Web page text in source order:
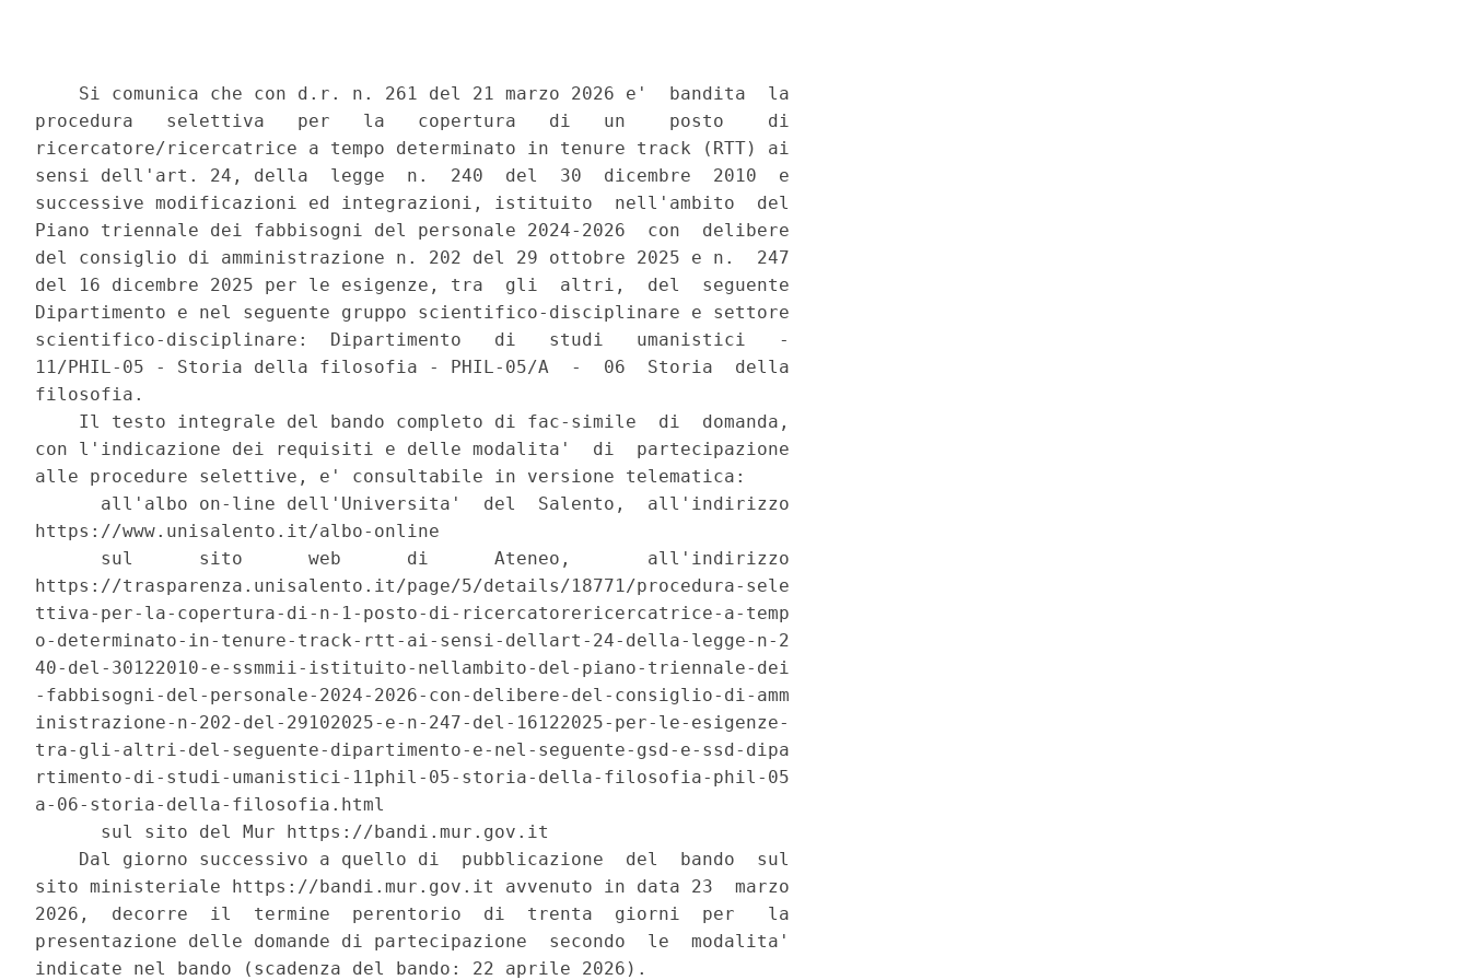
    Si comunica che con d.r. n. 261 del 21 marzo 2026 e'  bandita  la
procedura   selettiva   per   la   copertura   di   un    posto    di
ricercatore/ricercatrice a tempo determinato in tenure track (RTT) ai
sensi dell'art. 24, della  legge  n.  240  del  30  dicembre  2010  e
successive modificazioni ed integrazioni, istituito  nell'ambito  del
Piano triennale dei fabbisogni del personale 2024-2026  con  delibere
del consiglio di amministrazione n. 202 del 29 ottobre 2025 e n.  247
del 16 dicembre 2025 per le esigenze, tra  gli  altri,  del  seguente
Dipartimento e nel seguente gruppo scientifico-disciplinare e settore
scientifico-disciplinare:  Dipartimento   di   studi   umanistici   -
11/PHIL-05 - Storia della filosofia - PHIL-05/A  -  06  Storia  della
filosofia.
    Il testo integrale del bando completo di fac-simile  di  domanda,
con l'indicazione dei requisiti e delle modalita'  di  partecipazione
alle procedure selettive, e' consultabile in versione telematica:
      all'albo on-line dell'Universita'  del  Salento,  all'indirizzo
https://www.unisalento.it/albo-online
      sul      sito      web      di      Ateneo,       all'indirizzo
https://trasparenza.unisalento.it/page/5/details/18771/procedura-sele
ttiva-per-la-copertura-di-n-1-posto-di-ricercatorericercatrice-a-temp
o-determinato-in-tenure-track-rtt-ai-sensi-dellart-24-della-legge-n-2
40-del-30122010-e-ssmmii-istituito-nellambito-del-piano-triennale-dei
-fabbisogni-del-personale-2024-2026-con-delibere-del-consiglio-di-amm
inistrazione-n-202-del-29102025-e-n-247-del-16122025-per-le-esigenze-
tra-gli-altri-del-seguente-dipartimento-e-nel-seguente-gsd-e-ssd-dipa
rtimento-di-studi-umanistici-11phil-05-storia-della-filosofia-phil-05
a-06-storia-della-filosofia.html
      sul sito del Mur https://bandi.mur.gov.it
    Dal giorno successivo a quello di  pubblicazione  del  bando  sul
sito ministeriale https://bandi.mur.gov.it avvenuto in data 23  marzo
2026,  decorre  il  termine  perentorio  di  trenta  giorni  per   la
presentazione delle domande di partecipazione  secondo  le  modalita'
indicate nel bando (scadenza del bando: 22 aprile 2026).